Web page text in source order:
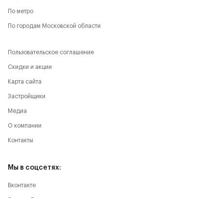
По метро
По городам Московской области
Пользовательское соглашение
Скидки и акции
Карта сайта
Застройщики
Медиа
О компании
Контакты
Мы в соцсетях:
Вконтакте